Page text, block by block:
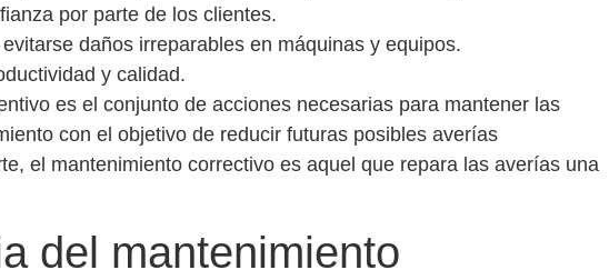
por parte de los clientes.
evitarse daños irreparables en máquinas y equipos.
y calidad.
es el conjunto de acciones necesarias para mantener las
con el objetivo de reducir futuras posibles averías
el mantenimiento correctivo es aquel que repara las averías una
del mantenimiento